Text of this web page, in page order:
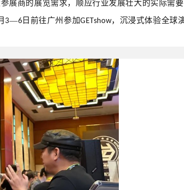
展商的展览需求，顺应行业发展壮大的实际需要
3—6 日前往广州参加GETshow，沉浸式体验全球